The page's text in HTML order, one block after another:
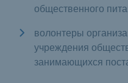
общественного
волонтеры
учреждения
занимающихся